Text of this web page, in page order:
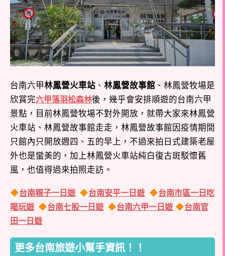
台南六甲林鳳營火車站 、 林鳳營故事館 、林鳳營牧場是
欣賞完六甲落羽松森林後，幾乎會安排順遊的台南六甲
景點，目前林鳳營牧場不對外開放，就帶大家來林鳳營
火車站、林鳳營故事館走走，林鳳營故事館因疫情期間
只館內只開放週四、五的早上，不過來拍日式建築老屋
外也是蠻美的，加上林鳳營火車站純白復古斑駁懷舊
風，也值得過來拍照走訪。
台南親子一日遊 台南安平一日遊
台南市區一日吃
喝玩遊
台南七股一日遊 台南六甲一日遊
台南官
田一日遊
更多台南旅遊小幫手資訊！！